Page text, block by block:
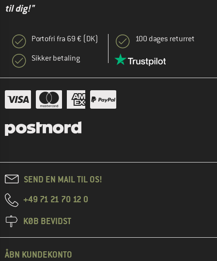
til dig!"
Portofri fra 69 € (DK)
Sikker betaling
100 dages returret
SEND EN MAIL TIL OS!
+49 71 21 70 12 0
KØB BEVIDST
ÅBN KUNDEKONTO